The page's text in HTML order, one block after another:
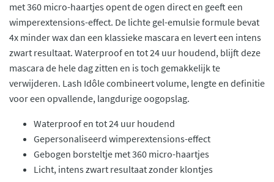
met 360 micro-haartjes opent de ogen direct en geeft een
wimperextensions-effect. De lichte gel-emulsie formule bevat
4x minder wax dan een klassieke mascara en levert een intens
zwart resultaat. Waterproof en tot 24 uur houdend, blijft deze
mascara de hele dag zitten en is toch gemakkelijk te
verwijderen. Lash Idôle combineert volume, lengte en definitie
voor een opvallende, langdurige oogopslag.
Waterproof en tot 24 uur houdend
Gepersonaliseerd wimperextensions-effect
Gebogen borsteltje met 360 micro-haartjes
Licht, intens zwart resultaat zonder klontjes